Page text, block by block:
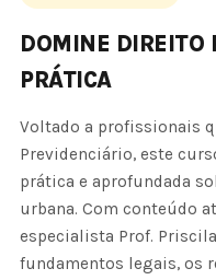
DOMINE DIREITO
PRÁTICA
Voltado a profissionais
Previdenciário, este
prática e aprofundada
urbana. Com conteúdo
especialista Prof.
fundamentos legais, os